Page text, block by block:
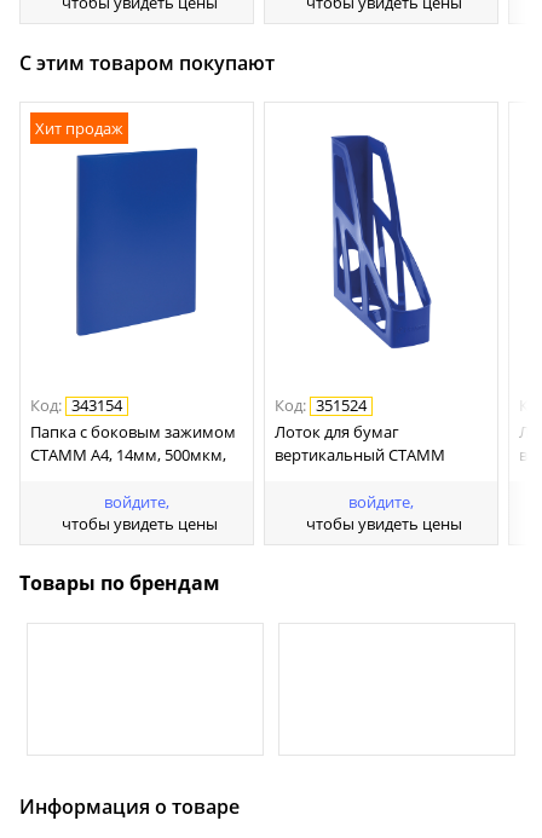
С этим товаром покупают
Хит продаж
Код: 343154
Папка с боковым зажимом
СТАММ А4, 14мм, 500мкм,
войдите,
чтобы увидеть цены
Код: 351524
Лоток для бумаг
вертикальный СТАММ
войдите,
чтобы увидеть цены
Товары по брендам
Информация о товаре